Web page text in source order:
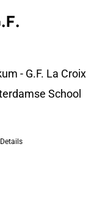
- G.F. La Croix
School
Details